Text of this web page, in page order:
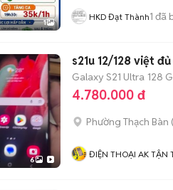
1 HKD Đạt Thành1 đã
6
s21u 12/128 việt
Galaxy S21 Ultra 128
4.780.000 đ
Phường Thạch Bàn
ĐIỆN THOẠI AK TẬN